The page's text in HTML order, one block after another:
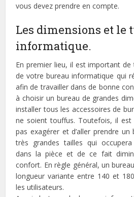
vous devez prendre en compte.
Les dimensions et le
informatique.
En premier lieu, il est important
de votre bureau informatique qui
afin de travailler dans de bonne
à choisir un bureau de grandes
installer tous les accessoires de
ne soient touffus. Toutefois, il est
pas exagérer et d’aller prendre
très grandes tailles qui
dans la pièce et de ce fait
confort. En règle général, un
longueur variante entre 140 et
les utilisateurs.